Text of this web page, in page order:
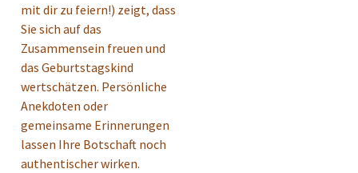
mit dir zu feiern!) zeigt, dass
Sie sich auf das
Zusammensein freuen und
das Geburtstagskind
wertschätzen. Persönliche
Anekdoten oder
gemeinsame Erinnerungen
lassen Ihre Botschaft noch
authentischer wirken.